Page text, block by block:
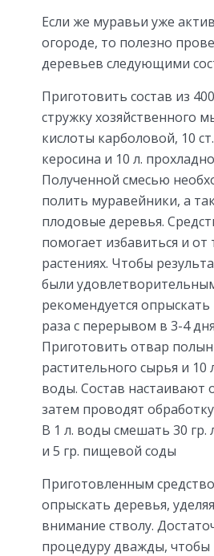
Если же муравьи уже
огороде, то полезно
деревьев следующими
Приготовить состав из
стружку хозяйственного
кислоты карболовой, 10
керосина и 10 л.
Полученной смесью
полить муравейники, а
плодовые деревья.
помогает избавиться и от
растениях. Чтобы
были
рекомендуется опрыскать
раза с перерывом в 3-4
Приготовить отвар
растительного сырья и 10
воды. Состав настаивают
затем проводят
В 1 л. воды смешать 30 гр.
и 5 гр. пищевой соды
Приготовленным
опрыскать деревья,
внимание стволу.
процедуру дважды,